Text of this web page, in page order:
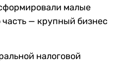
малые
— крупный бизнес
налоговой